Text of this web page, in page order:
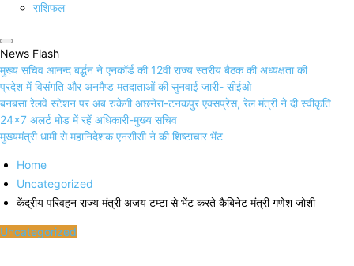
राशिफल
News Flash
मुख्य सचिव आनन्द बर्द्धन ने एनकॉर्ड की 12वीं राज्य स्तरीय बैठक की अध्यक्षता की
प्रदेश में विसंगति और अनमैप्ड मतदाताओं की सुनवाई जारी- सीईओ
बनबसा रेलवे स्टेशन पर अब रुकेगी अछनेरा-टनकपुर एक्सप्रेस, रेल मंत्री ने दी स्वीकृति
24×7 अलर्ट मोड में रहें अधिकारी-मुख्य सचिव
मुख्यमंत्री धामी से महानिदेशक एनसीसी ने की शिष्टाचार भेंट
Home
Uncategorized
केंद्रीय परिवहन राज्य मंत्री अजय टम्टा से भेंट करते कैबिनेट मंत्री गणेश जोशी
Uncategorized